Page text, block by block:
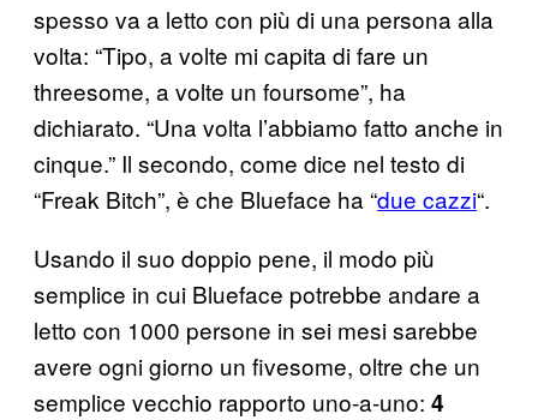
spesso va a letto con più di una persona alla
volta: “Tipo, a volte mi capita di fare un
threesome, a volte un foursome”, ha
dichiarato. “Una volta l’abbiamo fatto anche in
cinque.” Il secondo, come dice nel testo di
“Freak Bitch”, è che Blueface ha “due cazzi“.
Usando il suo doppio pene, il modo più
semplice in cui Blueface potrebbe andare a
letto con 1000 persone in sei mesi sarebbe
avere ogni giorno un fivesome, oltre che un
semplice vecchio rapporto uno-a-uno: 4